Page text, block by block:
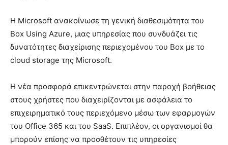
Η Microsoft ανακοίνωσε τη γενική διαθεσιμότητα του
Box Using Azure, μιας υπηρεσίας που συνδυάζει τις
δυνατότητες διαχείρισης περιεχομένου του Box με το
cloud storage της Microsoft.
Η νέα προσφορά επικεντρώνεται στην παροχή βοήθειας
στους χρήστες που διαχειρίζονται με ασφάλεια το
επιχειρηματικό τους περιεχόμενο μέσω των εφαρμογών
του Office 365 και του SaaS. Επιπλέον, οι οργανισμοί θα
μπορούν επίσης να προσθέτουν τις υπηρεσίες